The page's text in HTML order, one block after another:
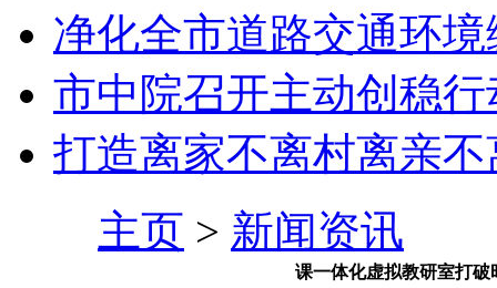
净化全市道路交通环
市中院召开主动创稳
打造离家不离村离亲
主页 > 新闻资讯
课一体化虚拟教研室打